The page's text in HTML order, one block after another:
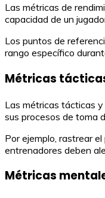
Las métricas de
capacidad de un
Los puntos de
rango específico
Métricas
Las métricas tácticas
sus procesos de toma
Por ejemplo, rastrear
entrenadores deben
Métricas